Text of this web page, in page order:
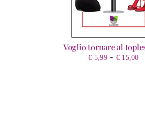
Voglio tornare al
€ 5,99 - € 15,00